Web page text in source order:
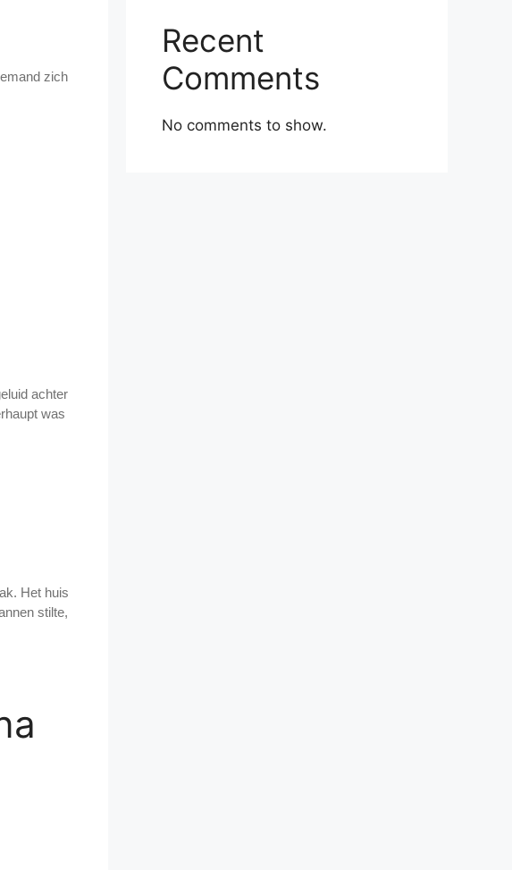
zich
achter
was
Het huis
stilte,
Recent
Comments
No comments to show.